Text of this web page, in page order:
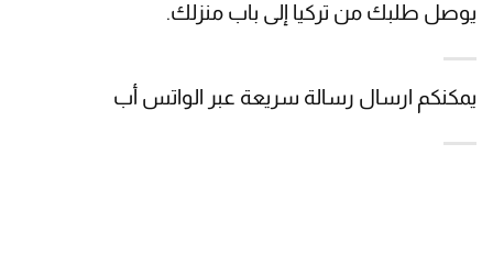
يوصل طلبك من تركيا إلى باب منزلك.
يمكنكم ارسال رسالة سريعة عبر الواتس أب